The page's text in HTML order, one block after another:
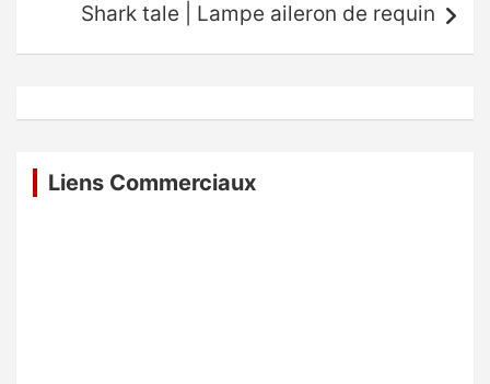
Shark tale | Lampe aileron de requin
Liens Commerciaux